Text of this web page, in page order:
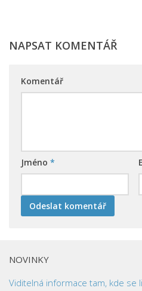
NAPSAT KOMENTÁŘ
Komentář
Jméno *
NOVINKY
Viditelná informace tam, kde se